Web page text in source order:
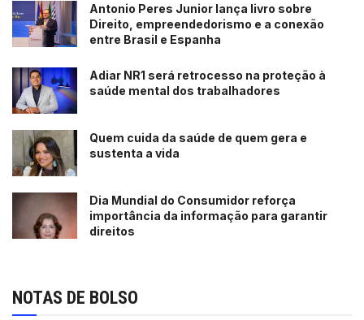
Antonio Peres Junior lança livro sobre
Direito, empreendedorismo e a conexão
entre Brasil e Espanha
Adiar NR1 será retrocesso na proteção à
saúde mental dos trabalhadores
Quem cuida da saúde de quem gera e
sustenta a vida
Dia Mundial do Consumidor reforça
importância da informação para garantir
direitos
NOTAS DE BOLSO